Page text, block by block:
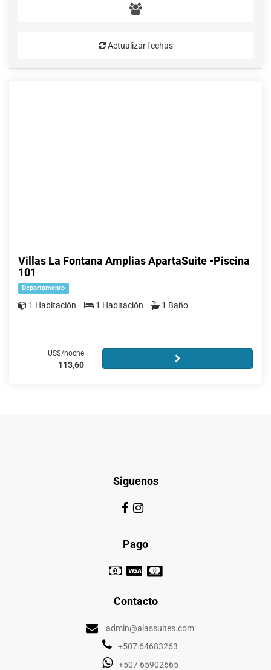
Actualizar fechas
Villas La Fontana Amplias ApartaSuite -Piscina
101
Departamento
1 Habitación 1 Habitación 1 Baño
US$/noche
113,60
Siguenos
Pago
Contacto
admin@alassuites.com
+507 64683263
+507 65902665